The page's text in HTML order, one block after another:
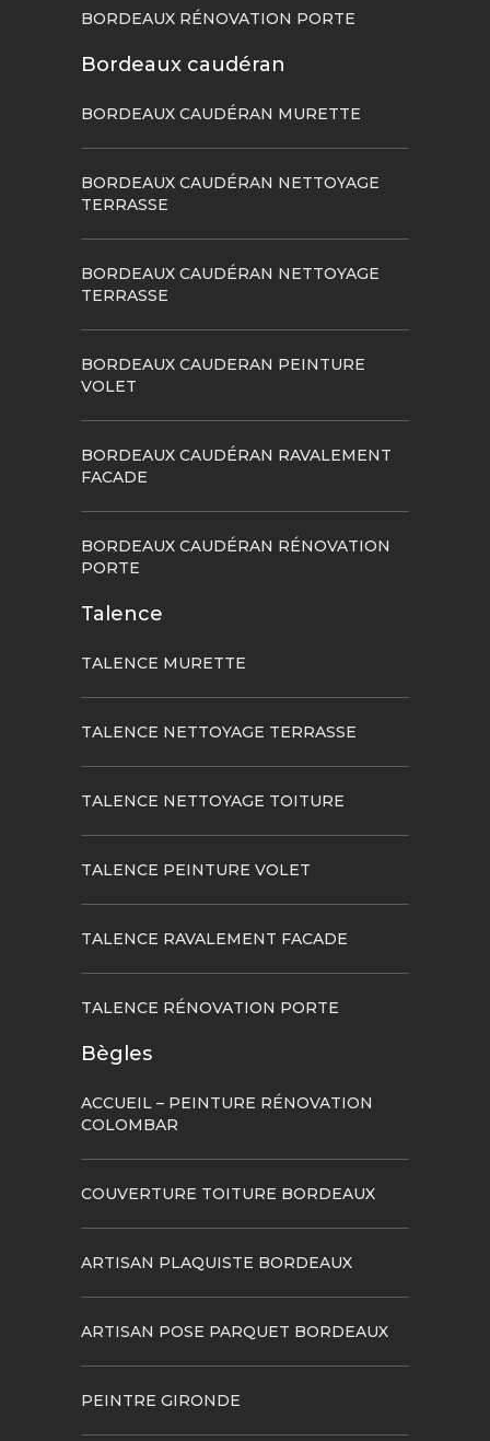
BORDEAUX RÉNOVATION PORTE
Bordeaux caudéran
BORDEAUX CAUDÉRAN MURETTE
BORDEAUX CAUDÉRAN NETTOYAGE
TERRASSE
BORDEAUX CAUDÉRAN NETTOYAGE
TERRASSE
BORDEAUX CAUDERAN PEINTURE
VOLET
BORDEAUX CAUDÉRAN RAVALEMENT
FACADE
BORDEAUX CAUDÉRAN RÉNOVATION
PORTE
Talence
TALENCE MURETTE
TALENCE NETTOYAGE TERRASSE
TALENCE NETTOYAGE TOITURE
TALENCE PEINTURE VOLET
TALENCE RAVALEMENT FACADE
TALENCE RÉNOVATION PORTE
Bègles
ACCUEIL – PEINTURE RÉNOVATION
COLOMBAR
COUVERTURE TOITURE BORDEAUX
ARTISAN PLAQUISTE BORDEAUX
ARTISAN POSE PARQUET BORDEAUX
PEINTRE GIRONDE